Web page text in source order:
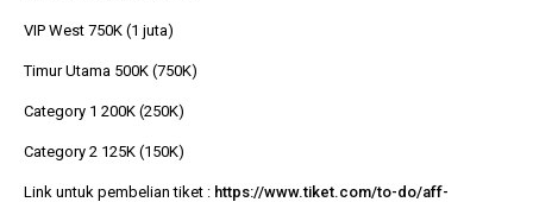
VIP West 750K (1 juta)
Timur Utama 500K (750K)
Category 1 200K (250K)
Category 2 125K (150K)
Link untuk pembelian tiket : https://www.tiket.com/to-do/aff-